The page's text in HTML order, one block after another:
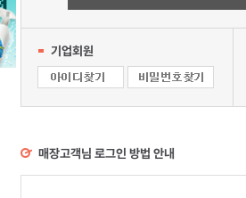
기업회원
매장고객님 로그인 방법 안내